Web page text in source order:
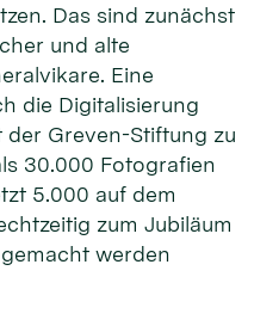
Das sind zunächst
und alte
Eine
die Digitalisierung
der Greven-Stiftung zu
30.000 Fotografien
5.000 auf dem
zum Jubiläum
werden